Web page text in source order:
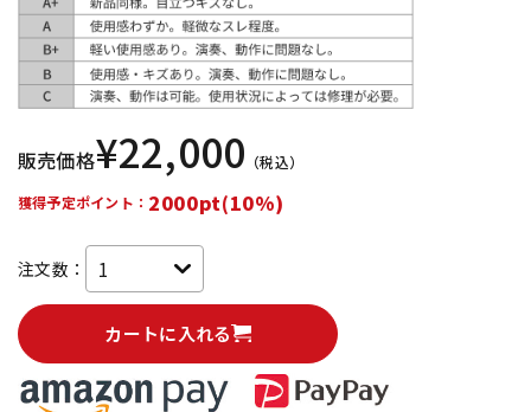
販売価格¥22,000 （税込）
獲得予定ポイント： 2000pt(10%)
注文数：
カートに入れる